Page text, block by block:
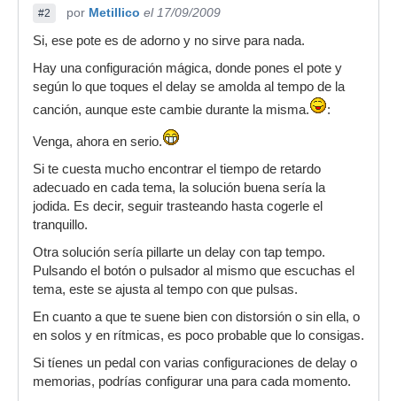
#2 por Metillico el 17/09/2009
Si, ese pote es de adorno y no sirve para nada.
Hay una configuración mágica, donde pones el pote y
según lo que toques el delay se amolda al tempo de la
canción, aunque este cambie durante la misma.
:
Venga, ahora en serio.
Si te cuesta mucho encontrar el tiempo de retardo
adecuado en cada tema, la solución buena sería la
jodida. Es decir, seguir trasteando hasta cogerle el
tranquillo.
Otra solución sería pillarte un delay con tap tempo.
Pulsando el botón o pulsador al mismo que escuchas el
tema, este se ajusta al tempo con que pulsas.
En cuanto a que te suene bien con distorsión o sin ella, o
en solos y en rítmicas, es poco probable que lo consigas.
Si tíenes un pedal con varias configuraciones de delay o
memorias, podrías configurar una para cada momento.